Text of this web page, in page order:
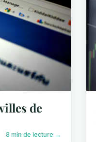
de
8 min de lecture →